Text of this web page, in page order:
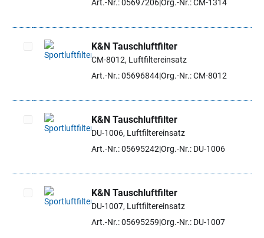
Art.-Nr.: 05697206Org.-Nr.: CM-1314
Artikel auswählen
K&N Tauschluftfilter
CM-8012, Luftfiltereinsatz
Art.-Nr.: 05696844Org.-Nr.: CM-8012
Artikel auswählen
K&N Tauschluftfilter
DU-1006, Luftfiltereinsatz
Art.-Nr.: 05695242 Org.-Nr.: DU-1006
Artikel auswählen
K&N Tauschluftfilter
DU-1007, Luftfiltereinsatz
Art.-Nr.: 05695259 Org.-Nr.: DU-1007